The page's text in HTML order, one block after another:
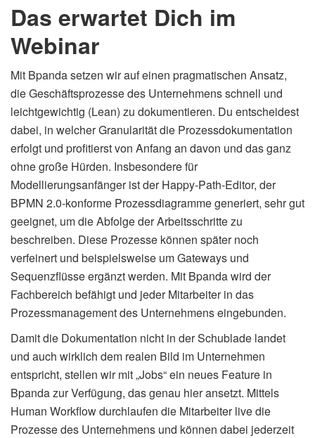
Das erwartet Dich im
Webinar
Mit Bpanda setzen wir auf einen pragmatischen Ansatz,
die Geschäftsprozesse des Unternehmens schnell und
leichtgewichtig (Lean) zu dokumentieren. Du entscheidest
dabei, in welcher Granularität die Prozessdokumentation
erfolgt und profitierst von Anfang an davon und das ganz
ohne große Hürden. Insbesondere für
Modellierungsanfänger ist der Happy-Path-Editor, der
BPMN 2.0-konforme Prozessdiagramme generiert, sehr gut
geeignet, um die Abfolge der Arbeitsschritte zu
beschreiben. Diese Prozesse können später noch
verfeinert und beispielsweise um Gateways und
Sequenzflüsse ergänzt werden. Mit Bpanda wird der
Fachbereich befähigt und jeder Mitarbeiter in das
Prozessmanagement des Unternehmens eingebunden.
Damit die Dokumentation nicht in der Schublade landet
und auch wirklich dem realen Bild im Unternehmen
entspricht, stellen wir mit „Jobs“ ein neues Feature in
Bpanda zur Verfügung, das genau hier ansetzt. Mittels
Human Workflow durchlaufen die Mitarbeiter live die
Prozesse des Unternehmens und können dabei jederzeit